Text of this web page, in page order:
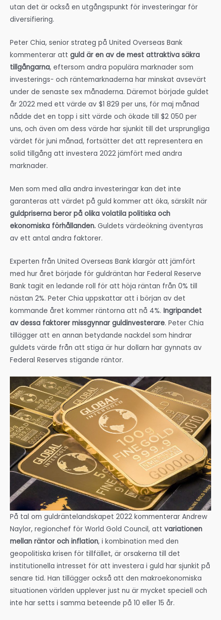
utan det är också en utgångspunkt för investeringar för
diversifiering.
Peter Chia, senior strateg på United Overseas Bank
kommenterar att guld är en av de mest attraktiva säkra
tillgångarna, eftersom andra populära marknader som
investerings- och räntemarknaderna har minskat avsevärt
under de senaste sex månaderna. Däremot började guldet
år 2022 med ett värde av $1 829 per uns, för maj månad
nådde det en topp i sitt värde och ökade till $2 050 per
uns, och även om dess värde har sjunkit till det ursprungliga
värdet för juni månad, fortsätter det att representera en
solid tillgång att investera 2022 jämfört med andra
marknader.
Men som med alla andra investeringar kan det inte
garanteras att värdet på guld kommer att öka, särskilt när
guldpriserna beror på olika volatila politiska och
ekonomiska förhållanden. Guldets värdeökning äventyras
av ett antal andra faktorer.
Experten från United Overseas Bank klargör att jämfört
med hur året började för guldräntan har Federal Reserve
Bank tagit en ledande roll för att höja räntan från 0% till
nästan 2%. Peter Chia uppskattar att i början av det
kommande året kommer räntorna att nå 4%. Ingripandet
av dessa faktorer missgynnar guldinvesterare. Peter Chia
tillägger att en annan betydande nackdel som hindrar
guldets värde från att stiga är hur dollarn har gynnats av
Federal Reserves stigande räntor.
På tal om guldräntelandskapet 2022 kommenterar Andrew
Naylor, regionchef för World Gold Council, att variationen
mellan räntor och inflation, i kombination med den
geopolitiska krisen för tillfället, är orsakerna till det
institutionella intresset för att investera i guld har sjunkit på
senare tid. Han tillägger också att den makroekonomiska
situationen världen upplever just nu är mycket speciell och
inte har setts i samma beteende på 10 eller 15 år.